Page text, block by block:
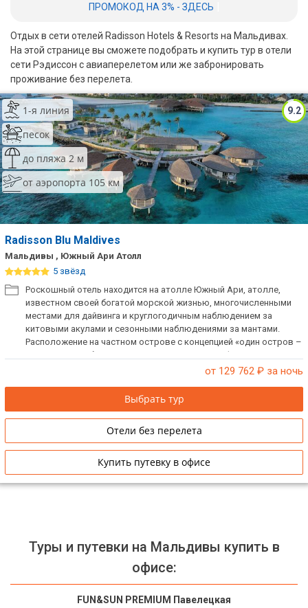
ПРОМОКОД НА 3% - ЗДЕСЬ
Отдых в сети отелей Radisson Hotels & Resorts на Мальдивах.
На этой странице вы сможете подобрать и купить тур в отели
сети Рэдиссон с авиаперелетом или же забронировать
проживание без перелета.
9.2
1-я линия
песок
до пляжа 2 м
от аэропорта 105 км
Radisson Blu Maldives
Мальдивы , Южный Ари Атолл
5 звёзд
Роскошный отель находится на атолле Южный Ари, атолле,
известном своей богатой морской жизнью, многочисленными
местами для дайвинга и круглогодичным наблюдением за
китовыми акулами и сезонными наблюдениями за мантами.
Расположение на частном острове с концепцией «один остров –
один курорт» обеспечивает максимальную конфиденциальность
от 129 762 ₽ за ночь
Выбрать тур
Отели без перелета
Купить путевку в офисе
Туры и путевки на Мальдивы купить в
офисе:
FUN&SUN PREMIUM Павелецкая
Южный Гоа
Занзибар
Абхазия
Большой Сочи
Кав Мин Воды
Экскурсионные туры
VIP отели 5 звезд
ТОП 10 лучших отелей 5*
5*
Лучшие отели 4* звезды
Недорогие отели 4*
Недорогие отели 3*
Сетевые отели Турции
Сетевые отели Египта
Сетевые отели Таиланда
Сетевые отели Шри Ланки